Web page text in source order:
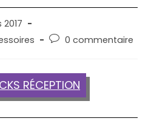
Commentaires
publication :
0 commentaire
RÉCEPTION